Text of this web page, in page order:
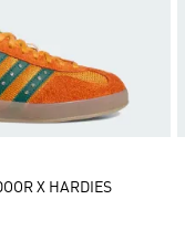
X HARDIES